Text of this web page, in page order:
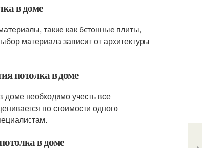
в доме
такие как бетонные плиты,
материала зависит от архитектуры
потолка в доме
доме необходимо учесть все
по стоимости одного
в доме